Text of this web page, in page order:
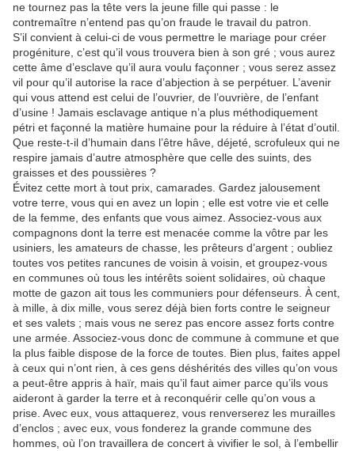
ne tournez pas la tête vers la jeune fille qui passe : le
contremaître n’entend pas qu’on fraude le travail du patron.
S’il convient à celui-ci de vous permettre le mariage pour créer
progéniture, c’est qu’il vous trouvera bien à son gré ; vous aurez
cette âme d’esclave qu’il aura voulu façonner ; vous serez assez
vil pour qu’il autorise la race d’abjection à se perpétuer. L’avenir
qui vous attend est celui de l’ouvrier, de l’ouvrière, de l’enfant
d’usine ! Jamais esclavage antique n’a plus méthodiquement
pétri et façonné la matière humaine pour la réduire à l’état d’outil.
Que reste-t-il d’humain dans l’être hâve, déjeté, scrofuleux qui ne
respire jamais d’autre atmosphère que celle des suints, des
graisses et des poussières ?
Évitez cette mort à tout prix, camarades. Gardez jalousement
votre terre, vous qui en avez un lopin ; elle est votre vie et celle
de la femme, des enfants que vous aimez. Associez-vous aux
compagnons dont la terre est menacée comme la vôtre par les
usiniers, les amateurs de chasse, les prêteurs d’argent ; oubliez
toutes vos petites rancunes de voisin à voisin, et groupez-vous
en communes où tous les intérêts soient solidaires, où chaque
motte de gazon ait tous les communiers pour défenseurs. À cent,
à mille, à dix mille, vous serez déjà bien forts contre le seigneur
et ses valets ; mais vous ne serez pas encore assez forts contre
une armée. Associez-vous donc de commune à commune et que
la plus faible dispose de la force de toutes. Bien plus, faites appel
à ceux qui n’ont rien, à ces gens déshérités des villes qu’on vous
a peut-être appris à haïr, mais qu’il faut aimer parce qu’ils vous
aideront à garder la terre et à reconquérir celle qu’on vous a
prise. Avec eux, vous attaquerez, vous renverserez les murailles
d’enclos ; avec eux, vous fonderez la grande commune des
hommes, où l’on travaillera de concert à vivifier le sol, à l’embellir